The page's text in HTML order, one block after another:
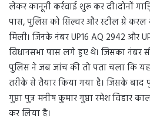
लेकर कानूनी कर्रवाई शुरू कर दी।दोनों
पास, पुलिस को सिल्वर और स्टील ग्रे करल
मिली। जिनके नंबर UP16 AQ 2942 और
विधानसभा पास लगे हुए थे। जिसका नंबर
पुलिस ने जब जांच की तो पता चला कि यह
तरीके से तैयार किया गया है। जिसके बाद
गुप्ता पुत्र मनीष कुमार गुप्ता रमेश विहार
कर लिया है।